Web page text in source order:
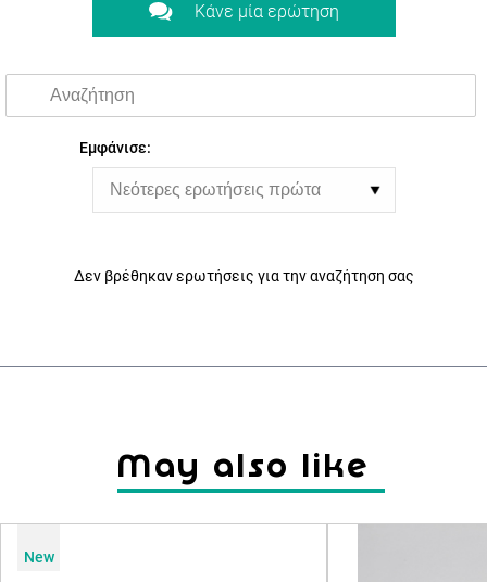
Κάνε μία ερώτηση
Εμφάνισε:
Δεν βρέθηκαν ερωτήσεις για την αναζήτηση σας
May also like
New